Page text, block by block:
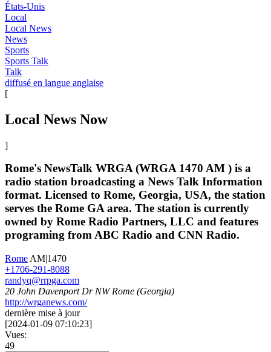
États-Unis
Local
Local News
News
Sports
Sports Talk
Talk
diffusé en langue anglaise
[
Local News Now
]
Rome's NewsTalk WRGA (WRGA 1470 AM ) is a
radio station broadcasting a News Talk Information
format. Licensed to Rome, Georgia, USA, the station
serves the Rome GA area. The station is currently
owned by Rome Radio Partners, LLC and features
programing from ABC Radio and CNN Radio.
Rome AM|1470
+1706-291-8088
randyq@rrpga.com
20 John Davenport Dr NW Rome (Georgia)
http://wrganews.com/
dernière mise à jour
[2024-01-09 07:10:23]
Vues:
49